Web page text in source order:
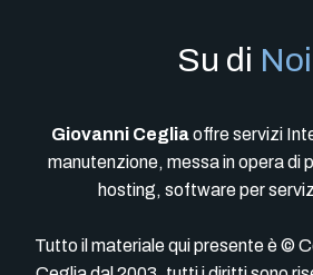
Su di Noi
Giovanni Cegliaoffre servizi
manutenzione, messa in opera di
hosting, software per
Tutto il materiale qui presente è ©